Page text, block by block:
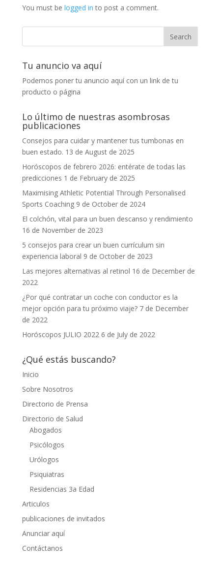
You must be logged in to post a comment.
Tu anuncio va aquí
Podemos poner tu anuncio aquí con un link de tu
producto o página
Lo último de nuestras asombrosas
publicaciones
Consejos para cuidar y mantener tus tumbonas en
buen estado. 13 de August de 2025
Horóscopos de febrero 2026: entérate de todas las
predicciones 1 de February de 2025
Maximising Athletic Potential Through Personalised
Sports Coaching 9 de October de 2024
El colchón, vital para un buen descanso y rendimiento
16 de November de 2023
5 consejos para crear un buen currículum sin
experiencia laboral 9 de October de 2023
Las mejores alternativas al retinol 16 de December de
2022
¿Por qué contratar un coche con conductor es la
mejor opción para tu próximo viaje? 7 de December
de 2022
Horóscopos JULIO 2022 6 de July de 2022
¿Qué estás buscando?
Inicio
Sobre Nosotros
Directorio de Prensa
Directorio de Salud
Abogados
Psicólogos
Urólogos
Psiquiatras
Residencias 3a Edad
Articulos
publicaciones de invitados
Anunciar aquí
Contáctanos